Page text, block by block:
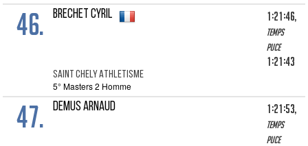
46. BRECHET CYRIL
SAINT CHELY ATHLETISME
1:21:46,
Temps
puce
1:21:43
5° Masters 2 Homme
47. DEMUS ARNAUD 1:21:53,
Temps
puce